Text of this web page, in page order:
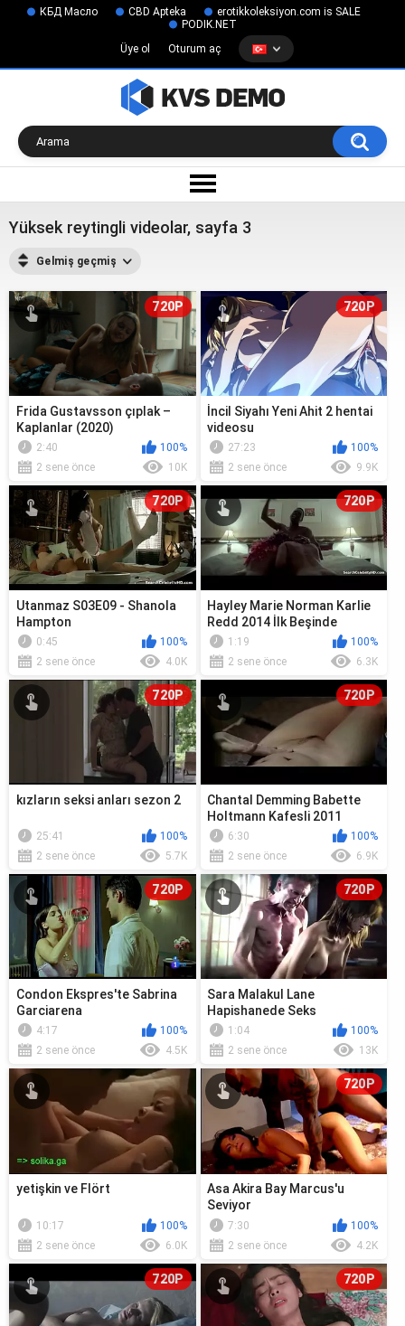
КБД Масло CBD Apteka
erotikkoleksiyon.com is SALE
PODIK.NET
Üye ol
Oturum aç
Yüksek reytingli videolar, sayfa 3
Gelmiş geçmiş
720P
Frida Gustavsson çıplak –
Kaplanlar (2020)
2:40
100%
2 sene önce
10K
720P
İncil Siyahı Yeni Ahit 2 hentai
videosu
27:23
100%
2 sene önce
9.9K
720P
Utanmaz S03E09 - Shanola
Hampton
0:45
100%
2 sene önce
4.0K
720P
Hayley Marie Norman Karlie
Redd 2014 İlk Beşinde
1:19
100%
2 sene önce
6.3K
720P
kızların seksi anları sezon 2
25:41
100%
2 sene önce
5.7K
720P
Chantal Demming Babette
Holtmann Kafesli 2011
6:30
100%
2 sene önce
6.9K
720P
Condon Ekspres'te Sabrina
Garciarena
4:17
100%
2 sene önce
4.5K
720P
Sara Malakul Lane
Hapishanede Seks
1:04
100%
2 sene önce
13K
yetişkin ve Flört
10:17
100%
2 sene önce
6.0K
720P
Asa Akira Bay Marcus'u
Seviyor
7:30
100%
2 sene önce
4.2K
720P 720P